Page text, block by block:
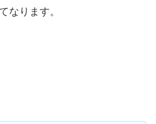
なります。